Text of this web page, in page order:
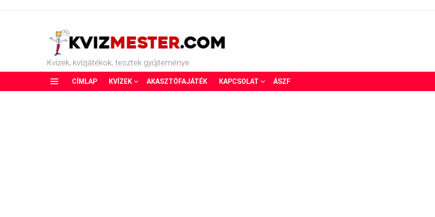
Kvízek, kvízjátékok, tesztek gyűjteménye
CÍMLAP KVÍZEK AKASZTÓFAJÁTÉK KAPCSOLAT ÁSZF